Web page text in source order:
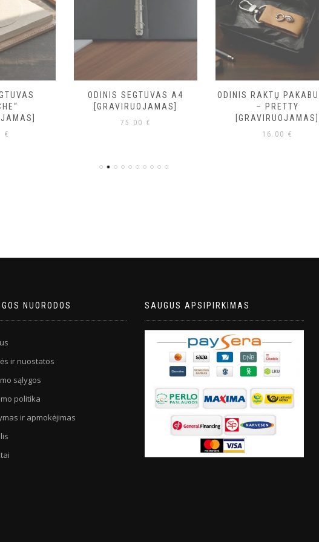
€
ODINIS SEGTUVAS A4
[GRAVIRUOJAMAS]
75.00 €
ODINIS RAKTŲ
– PRETTY
[GRAVIRUOJAMAS]
16.00 €
NUORODOS
ir nuostatos
sąlygos
politika
ir apmokėjimas
SAUGUS APSIPIRKIMAS